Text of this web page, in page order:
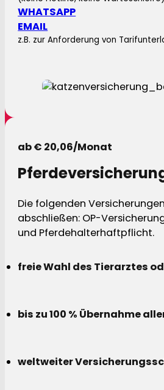
WHATSAPP
EMAIL
z.B. zur Anforderung von
ab € 20,06/Monat
Die folgenden
abschließen: OP-
und Pferdehalterhaftpflicht.
freie Wahl des Tierarztes
bis zu 100 % Übernahme
weltweiter